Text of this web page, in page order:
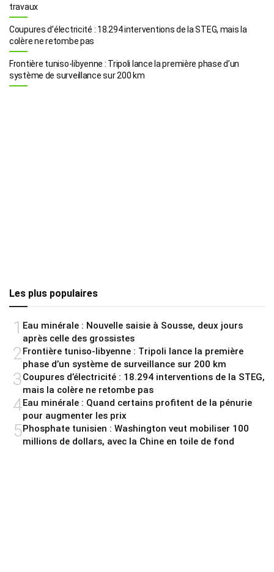
travaux
Coupures d’électricité : 18.294 interventions de la STEG, mais la
colère ne retombe pas
Frontière tuniso-libyenne : Tripoli lance la première phase d’un
système de surveillance sur 200 km
Les plus populaires
1 Eau minérale : Nouvelle saisie à Sousse, deux jours
après celle des grossistes
2Frontière tuniso-libyenne : Tripoli lance la première
phase d’un système de surveillance sur 200 km
3Coupures d’électricité : 18.294 interventions de la STEG,
mais la colère ne retombe pas
4Eau minérale : Quand certains profitent de la pénurie
pour augmenter les prix
5Phosphate tunisien : Washington veut mobiliser 100
millions de dollars, avec la Chine en toile de fond